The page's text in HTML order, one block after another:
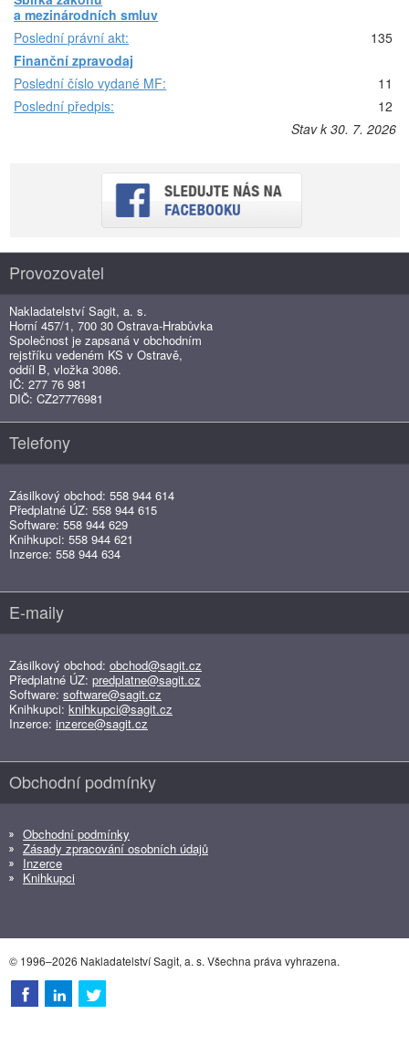
a mezinárodních smluv
Poslední právní akt:
135
Finanční zpravodaj
Poslední číslo vydané MF:
11
Poslední předpis:
12
Stav k 30. 7. 2026
Provozovatel
Nakladatelství Sagit, a. s.
Horní 457/1, 700 30 Ostrava-Hrabůvka
Společnost je zapsaná v obchodním
rejstříku vedeném KS v Ostravě,
oddíl B, vložka 3086.
IČ: 277 76 981
DIČ: CZ27776981
Telefony
Zásilkový obchod: 558 944 614
Předplatné ÚZ: 558 944 615
Software: 558 944 629
Knihkupci: 558 944 621
Inzerce: 558 944 634
E-maily
Zásilkový obchod: obchod@sagit.cz
Předplatné ÚZ: predplatne@sagit.cz
Software: software@sagit.cz
Knihkupci: knihkupci@sagit.cz
Inzerce: inzerce@sagit.cz
Obchodní podmínky
Obchodní podmínky
Zásady zpracování osobních údajů
Inzerce
Knihkupci
© 1996–2026 Nakladatelství Sagit, a. s. Všechna práva vyhrazena.